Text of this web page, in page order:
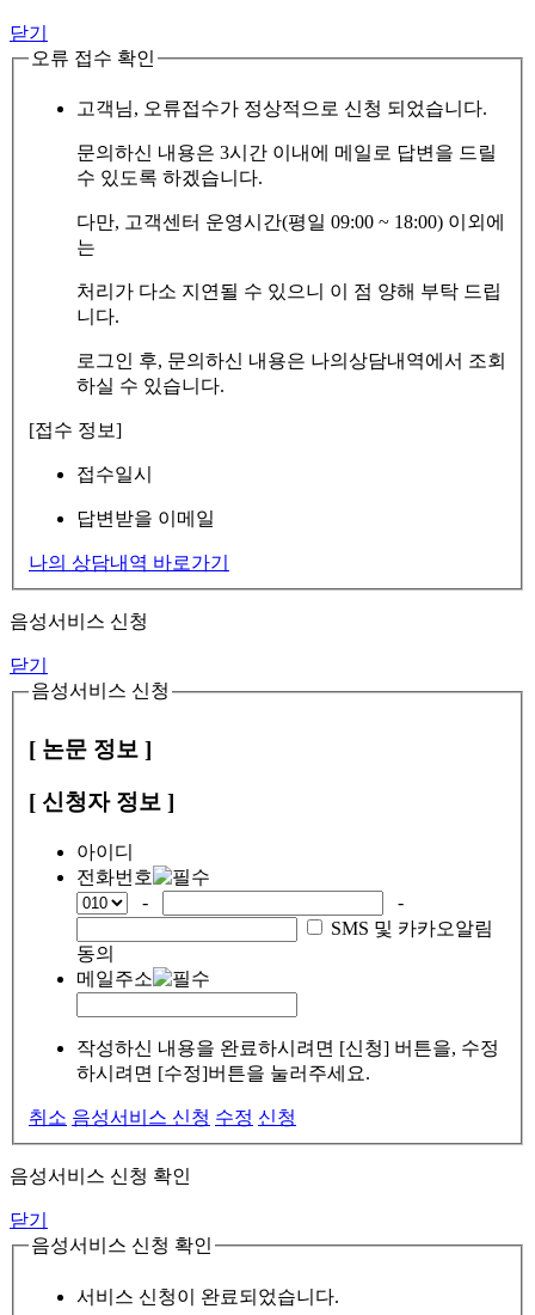
닫기
오류 접수 확인
고객님, 오류접수가 정상적으로 신청 되었습니다.
문의하신 내용은 3시간 이내에 메일로 답변을 드릴
수 있도록 하겠습니다.
다만, 고객센터 운영시간(평일 09:00 ~ 18:00) 이외에
는
처리가 다소 지연될 수 있으니 이 점 양해 부탁 드립
니다.
로그인 후, 문의하신 내용은 나의상담내역에서 조회
하실 수 있습니다.
[접수 정보]
접수일시
답변받을 이메일
나의 상담내역 바로가기
음성서비스 신청
닫기
음성서비스 신청
[ 논문 정보 ]
[ 신청자 정보 ]
아이디
전화번호
-
-
SMS 및 카카오알림
동의
메일주소
작성하신 내용을 완료하시려면 [신청] 버튼을, 수정
하시려면 [수정]버튼을 눌러주세요.
취소 음성서비스 신청 수정 신청
음성서비스 신청 확인
닫기
음성서비스 신청 확인
서비스 신청이 완료되었습니다.